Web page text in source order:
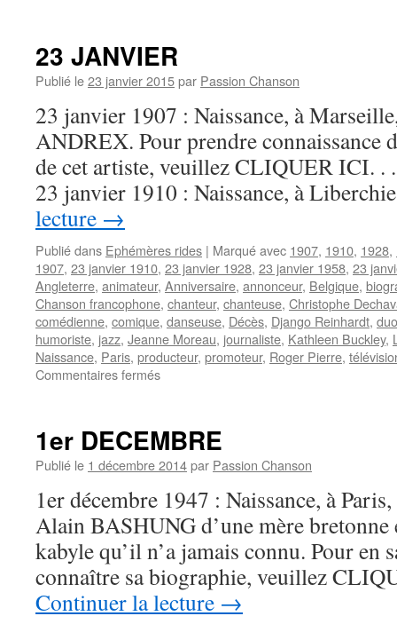
23 JANVIER
Publié le23 janvier 2015par Passion Chanson
23 janvier 1907 : Naissance, à
ANDREX. Pour prendre connaissance
de cet artiste, veuillez CLIQUER
23 janvier 1910 : Naissance, à
lecture →
Publié dans Ephémères rides | Marqué avec 1907, 1910, 1928,
1907, 23 janvier 1910, 23 janvier 1928, 23 janvier 1958, 23
Angleterre, animateur, Anniversaire, annonceur, Belgique,
Chanson francophone, chanteur, chanteuse, Christophe
comédienne, comique, danseuse, Décès, Django Reinhardt, duo
humoriste, jazz, Jeanne Moreau, journaliste, Kathleen Buckley,
Naissance, Paris, producteur, promoteur, Roger Pierre,
Commentaires ferméssur
1er DECEMBRE
Publié le 1 décembre 2014par Passion Chanson
1er décembre 1947 : Naissance, à
Alain BASHUNG d’une mère bretonne
kabyle qu’il n’a jamais connu. Pour en
connaître sa biographie, veuillez
Continuer la lecture →